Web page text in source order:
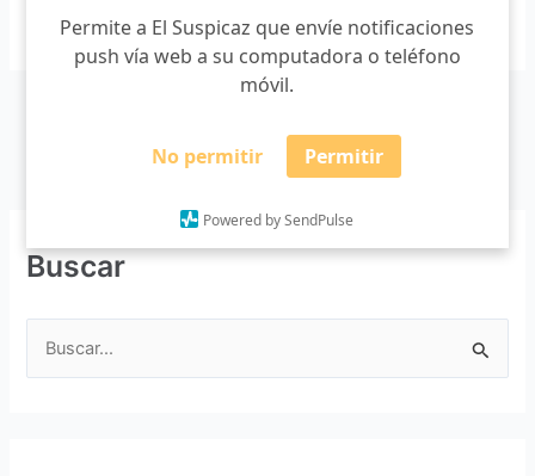
Permite a El Suspicaz que envíe notificaciones
push vía web a su computadora o teléfono
móvil.
No permitir Permitir
Powered by SendPulse
Leer más »
Buscar